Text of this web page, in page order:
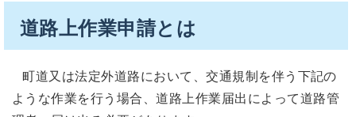
道路上作業申請とは
町道又は法定外道路において、交通規制を伴う下記の
ような作業を行う場合、道路上作業届出によって道路管